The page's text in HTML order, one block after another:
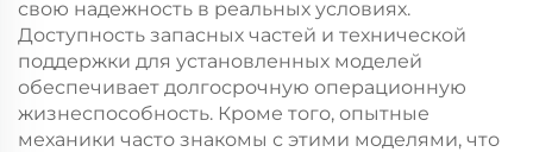
свою надежность в реальных условиях.
Доступность запасных частей и технической
поддержки для установленных моделей
обеспечивает долгосрочную операционную
жизнеспособность. Кроме того, опытные
механики часто знакомы с этими моделями, что